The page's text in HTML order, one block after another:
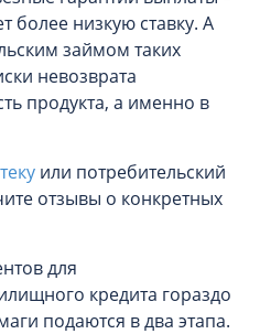
более низкую ставку. А
займом таких
невозврата
продукта, а именно в
или потребительский
отзывы о конкретных
для
кредита гораздо
подаются в два этапа.